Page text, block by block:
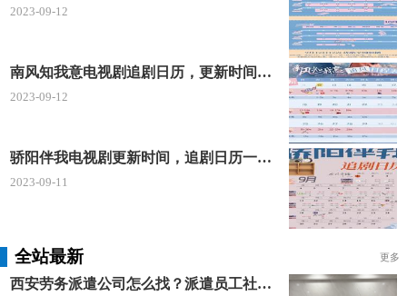
2023-09-12
南风知我意电视剧追剧日历，更新时间一览表
2023-09-12
骄阳伴我电视剧更新时间，追剧日历一览表
2023-09-11
全站最新 更多
西安劳务派遣公司怎么找？派遣员工社保如何合规缴？空间无限 23 年专业沉淀给出答案